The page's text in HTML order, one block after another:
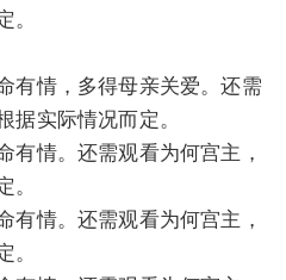
有情，多得母亲关爱。还需
据实际情况而定。
有情。还需观看为何宫主，
有情。还需观看为何宫主，